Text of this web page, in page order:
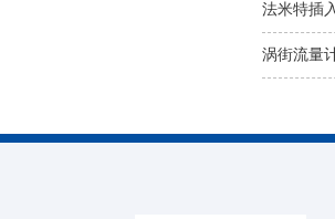
法米特插
涡街流量